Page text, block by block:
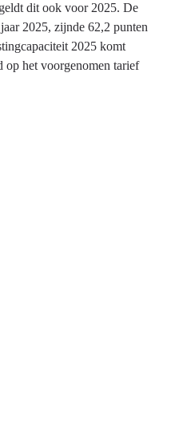
dit ook voor 2025. De
2025, zijnde 62,2 punten
2025 komt
op het voorgenomen tarief